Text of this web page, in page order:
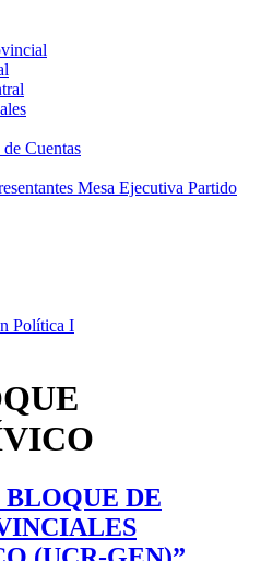
Cuentas
Mesa Ejecutiva Partido
Política I
BLOQUE DE